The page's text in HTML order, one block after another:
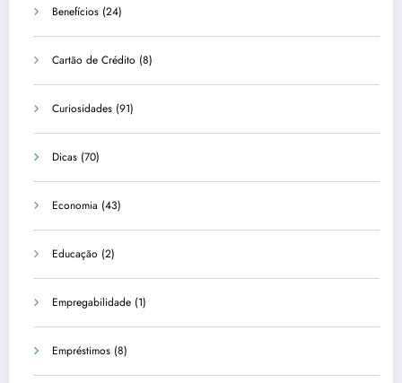
Benefícios (24)
Cartão de Crédito (8)
Curiosidades (91)
Dicas (70)
Economia (43)
Educação (2)
Empregabilidade (1)
Empréstimos (8)